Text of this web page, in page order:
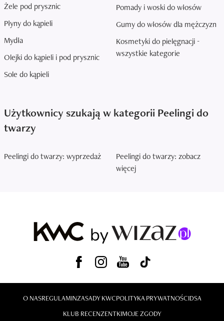
Żele pod prysznic
Płyny do kąpieli
Mydła
Olejki do kąpieli i pod prysznic
Sole do kąpieli
Pomady i woski do włosów
Gumy do włosów dla mężczyzn
Kosmetyki do pielęgnacji -
wszystkie kategorie
Użytkownicy szukają w kategorii Peelingi do
twarzy
Peelingi do twarzy: wyprzedaż
Peelingi do twarzy: zobacz
więcej
O NASREGULAMINZASADY KWCPOLITYKA PRYWATNOŚCIDSA
KLUB RECENZENTKIMOJE ZGODY